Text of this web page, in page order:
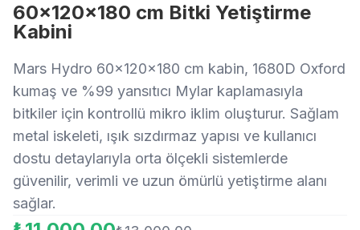
60x120x180 cm Bitki Yetiştirme
Kabini
Mars Hydro 60×120×180 cm kabin, 1680D Oxford
kumaş ve %99 yansıtıcı Mylar kaplamasıyla
bitkiler için kontrollü mikro iklim oluşturur. Sağlam
metal iskeleti, ışık sızdırmaz yapısı ve kullanıcı
dostu detaylarıyla orta ölçekli sistemlerde
güvenilir, verimli ve uzun ömürlü yetiştirme alanı
sağlar.